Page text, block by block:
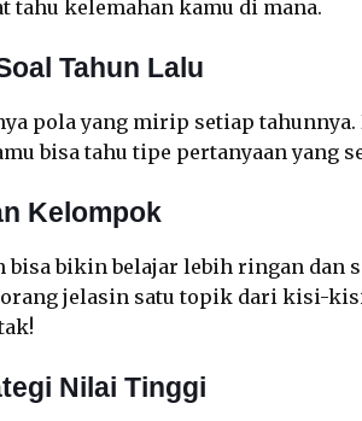
tahu kelemahan kamu di mana.
Tahun Lalu
pola yang mirip setiap
bisa tahu tipe pertanyaan yang
Kelompok
bikin belajar lebih ringan dan
jelasin satu topik dari kisi-
Nilai Tinggi